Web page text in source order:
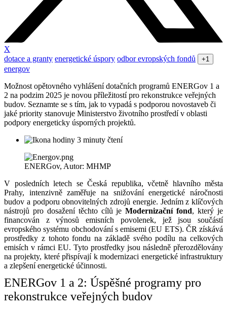
X
dotace a granty energetické úspory odbor evropských fondů +1
energov
Možnost opětovného vyhlášení dotačních programů ENERGov 1 a
2 na podzim 2025 je novou příležitostí pro rekonstrukce veřejných
budov. Seznamte se s tím, jak to vypadá s podporou novostaveb či
jaké priority stanovuje Ministerstvo životního prostředí v oblasti
podpory energeticky úsporných projektů.
3 minuty čtení
ENERGov, Autor: MHMP
V posledních letech se Česká republika, včetně hlavního města
Prahy, intenzivně zaměřuje na snižování energetické náročnosti
budov a podporu obnovitelných zdrojů energie. Jedním z klíčových
nástrojů pro dosažení těchto cílů jeModernizační fond, který je
financován z výnosů emisních povolenek, jež jsou součástí
evropského systému obchodování s emisemi (EU ETS). ČR získává
prostředky z tohoto fondu na základě svého podílu na celkových
emisích v rámci EU. Tyto prostředky jsou následně přerozdělovány
na projekty, které přispívají k modernizaci energetické infrastruktury
a zlepšení energetické účinnosti.
ENERGov 1 a 2: Úspěšné programy pro
rekonstrukce veřejných budov